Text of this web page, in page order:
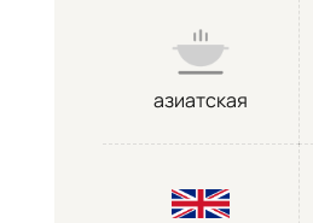
азиатская